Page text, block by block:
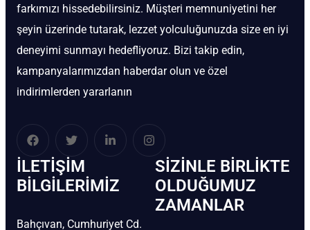
farkımızı hissedebilirsiniz. Müşteri memnuniyetini her
şeyin üzerinde tutarak, lezzet yolculuğunuzda size en iyi
deneyimi sunmayı hedefliyoruz. Bizi takip edin,
kampanyalarımızdan haberdar olun ve özel
indirimlerden yararlanın
İLETIŞIM
BİLGILERIMIZ
Bahçıvan, Cumhuriyet Cd.
SIZINLE BIRLIKTE
OLDUĞUMUZ
ZAMANLAR